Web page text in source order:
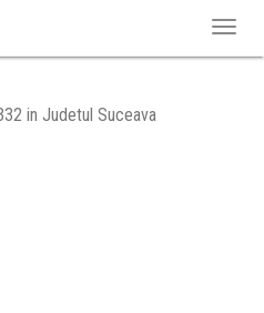
in Judetul Suceava